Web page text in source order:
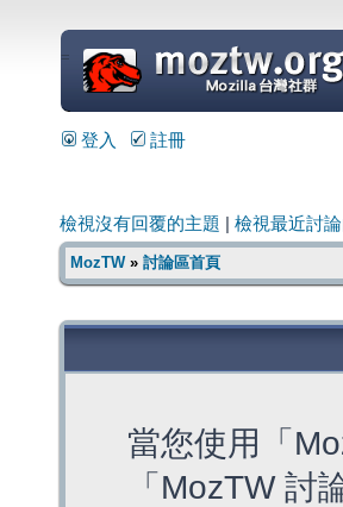
=
登入 註冊
檢視沒有回覆的主題 檢視最近討
MozTW» 討論區首頁
當您使用「
「MozTW